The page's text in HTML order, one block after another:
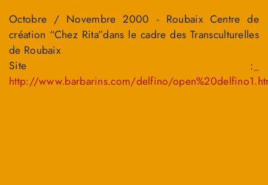
Octobre / Novembre 2000 - Roubaix Centre de
création “Chez Rita”dans le cadre des Transculturelles
de Roubaix
Site :
http://www.barbarins.com/delfino/